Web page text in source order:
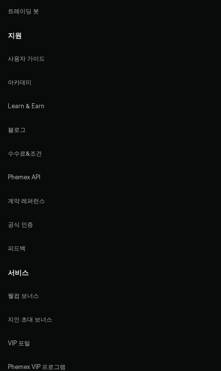
트레이딩 봇
지원
사용자 가이드
아카데미
Learn & Earn
블로그
수수료&조건
Phemex API
계약 레퍼런스
공식 인증
피드백
서비스
웰컴 보너스
지인 초대 보너스
VIP 포털
Phemex VIP 프로그램